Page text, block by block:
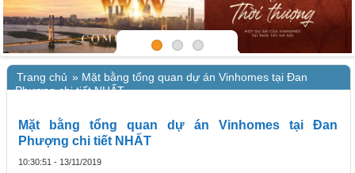
Trang chủ » Mặt bằng tổng quan dự án Vinhomes tại Đan
Phượng chi tiết NHẤT
Mặt bằng tổng quan dự án Vinhomes tại Đan
Phượng chi tiết NHẤT
10:30:51 - 13/11/2019